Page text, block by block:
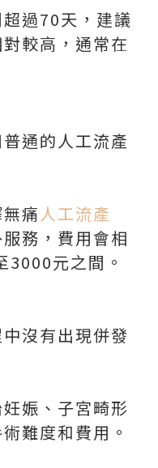
過70天，建議
對較高，通常在
通的人工流產
痛人工流產
務，費用會相
3000元之間。
沒有出現併發
娠、子宮畸形
難度和費用。